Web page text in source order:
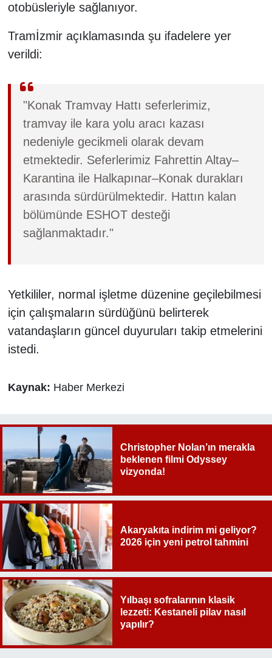
otobüsleriyle sağlanıyor.
Tramİzmir açıklamasında şu ifadelere yer
verildi:
"Konak Tramvay Hattı seferlerimiz,
tramvay ile kara yolu aracı kazası
nedeniyle gecikmeli olarak devam
etmektedir. Seferlerimiz Fahrettin Altay–
Karantina ile Halkapınar–Konak durakları
arasında sürdürülmektedir. Hattın kalan
bölümünde ESHOT desteği
sağlanmaktadır."
Yetkililer, normal işletme düzenine geçilebilmesi
için çalışmaların sürdüğünü belirterek
vatandaşların güncel duyuruları takip etmelerini
istedi.
Kaynak: Haber Merkezi
Christopher Nolan’ın merakla
beklenen filmi Odyssey
vizyonda!
Akaryakıta indirim mi geliyor?
2026 için yeni petrol tahmini
Yılbaşı sofralarının klasik
lezzeti: Kestaneli pilav nasıl
yapılır?